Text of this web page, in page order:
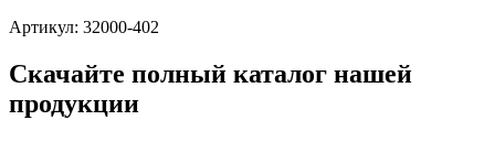
Артикул: 32000-402
Скачайте полный каталог нашей
продукции